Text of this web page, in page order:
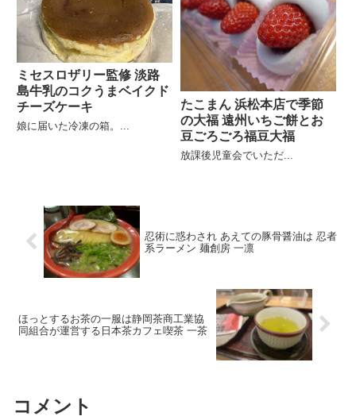
ミセスロザリー監修 淡路
島牛乳のコクうまベイクド
チーズケーキ
娘に届いた冷凍の箱。...
たこまん 浜松本店で季節
の大福 遠州いちご餅とお
豆ごろごろ福豆大福
放課後児童会でいただ...
忍術に惑わされ あえての豚骨醤油は 忍者
系ラーメン 麺創房 一凛
ほっとするお茶の一服は静岡茶商工業協
同組合が運営する日本茶カフェ喫茶 一茶
コメント